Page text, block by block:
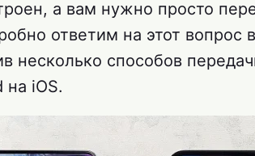
а вам нужно просто
ответим на этот вопрос
несколько способов
на iOS.